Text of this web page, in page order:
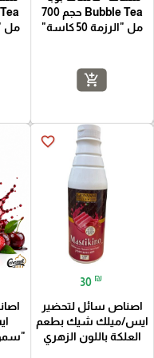
Bubble Tea حجم 700
مل "الرزمة 50 كاسة"
add_shopping_cart
مل
favorite_border
30 ₪
اصناص سائل لتحضير
ايس/ميلك شيك بطعم
العلكة باللون الزهري